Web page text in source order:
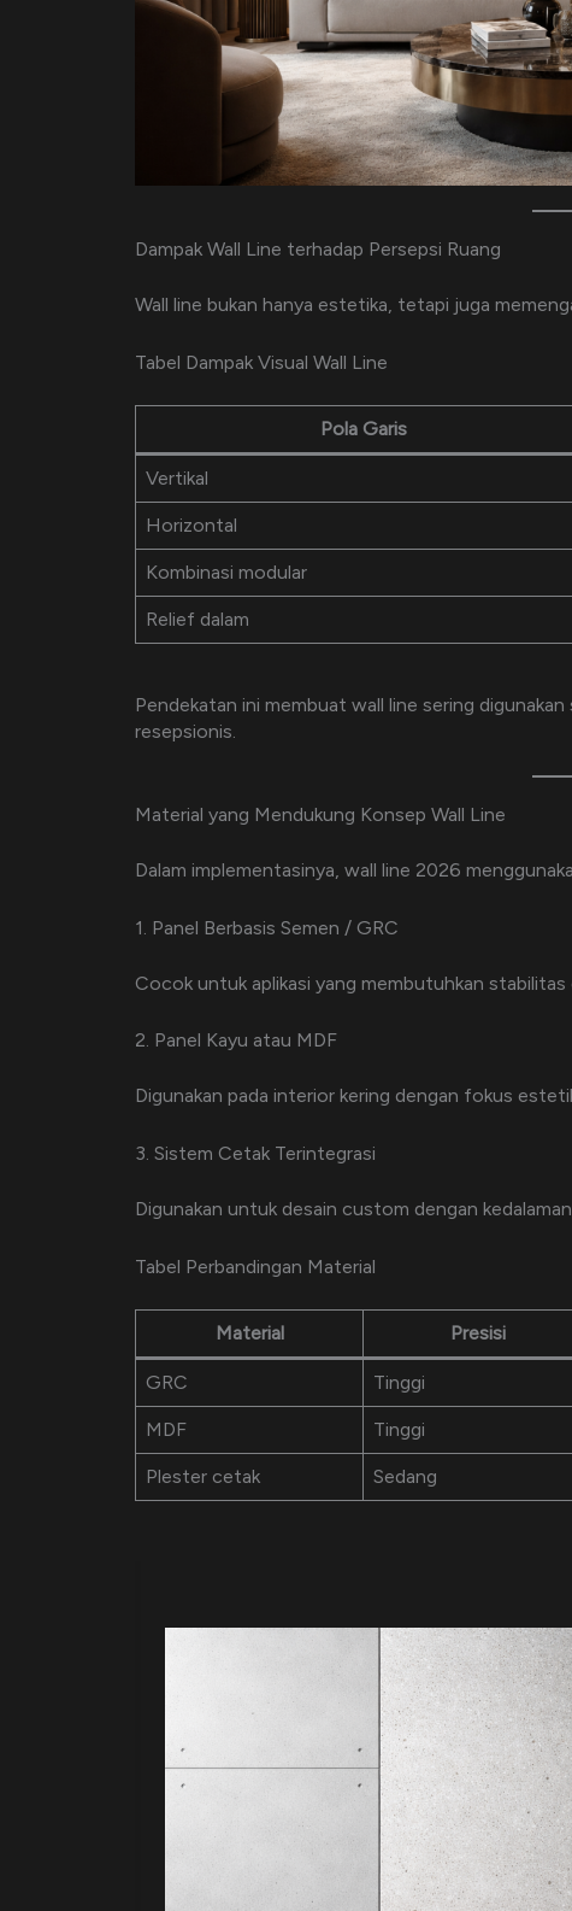
Dampak Wall Line terhadap Persepsi Ruang
Wall line bukan hanya estetika, tetapi juga
Tabel Dampak Visual Wall Line
Pola Garis
Vertikal
Horizontal
Kombinasi modular
Relief dalam
Pendekatan ini membuat wall line sering
resepsionis.
Material yang Mendukung Konsep Wall Line
Dalam implementasinya, wall line 2026
1. Panel Berbasis Semen / GRC
Cocok untuk aplikasi yang membutuhkan stabilitas
2. Panel Kayu atau MDF
Digunakan pada interior kering dengan fokus
3. Sistem Cetak Terintegrasi
Digunakan untuk desain custom dengan
Tabel Perbandingan Material
Material Presisi
GRC Tinggi
MDF Tinggi
Plester cetak Sedang